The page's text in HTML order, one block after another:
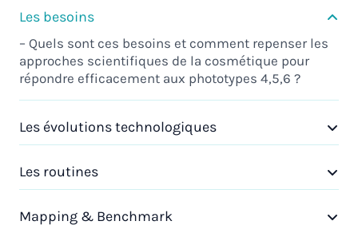
Les besoins
– Quels sont ces besoins et comment repenser les
approches scientifiques de la cosmétique pour
répondre efficacement aux phototypes 4,5,6 ?
Les évolutions technologiques
Les routines
Mapping & Benchmark